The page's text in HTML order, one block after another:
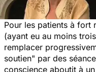
Pour les patients à fort
(ayant eu au moins
remplacer
soutien" par des
conscience aboutit à